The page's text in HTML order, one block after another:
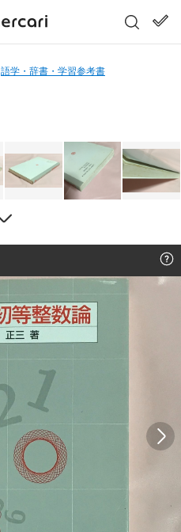
語学・辞書・学習参考書